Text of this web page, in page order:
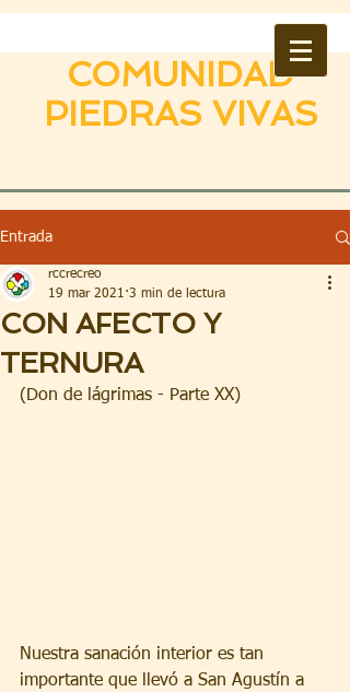
COMUNIDAD
PIEDRAS VIVAS
Entrada
CON AFECTO Y
TERNURA
rccrecreo
19 mar 2021 3 min de lectura
(Don de lágrimas - Parte XX)
Nuestra sanación interior es tan
importante que llevó a San Agustín a